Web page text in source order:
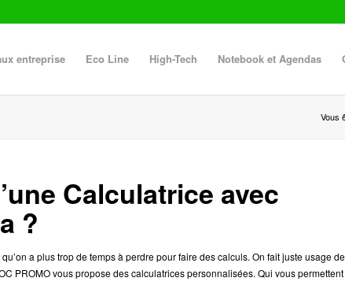
entreprise Eco Line High-Tech Notebook et Agendas
Vous
Calculatrice avec
?
a plus trop de temps à perdre pour faire des calculs. On fait juste usage de
PROMO vous propose des calculatrices personnalisées. Qui vous